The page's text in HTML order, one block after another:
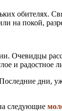
обителях.
на покой,
Очевидцы
и радостное
следующие